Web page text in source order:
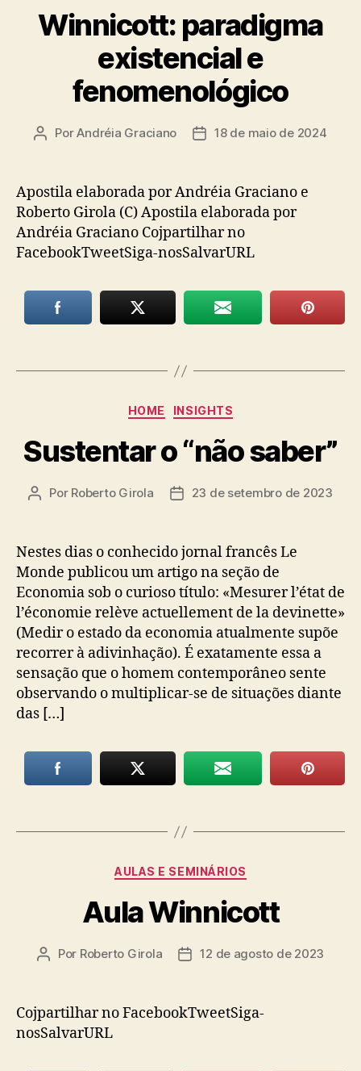
Winnicott: paradigma
existencial e
fenomenológico
Autor
PorAndréia Graciano
Data18 de maio de 2024
Apostila elaborada por Andréia Graciano e
Roberto Girola (C) Apostila elaborada por
Andréia Graciano Cojpartilhar no
FacebookTweetSiga-nosSalvarURL
Categorias
HOME INSIGHTS
Sustentar o “não saber”
Autor
Por Roberto Girola
Data23 de setembro de 2023
Nestes dias o conhecido jornal francês Le
Monde publicou um artigo na seção de
Economia sob o curioso título: «Mesurer l’état de
l’économie relève actuellement de la devinette»
(Medir o estado da economia atualmente supõe
recorrer à adivinhação). É exatamente essa a
sensação que o homem contemporâneo sente
observando o multiplicar-se de situações diante
das […]
Categorias
AULAS E SEMINÁRIOS
Aula Winnicott
Autor
Por Roberto Girola
Data12 de agosto de 2023
Cojpartilhar no FacebookTweetSiga-
nosSalvarURL